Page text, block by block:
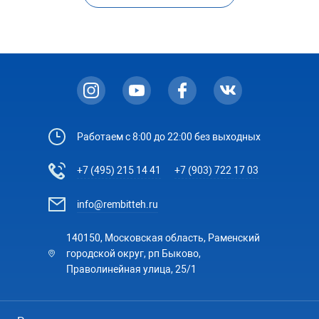
Работаем с 8:00 до 22:00 без выходных
+7 (495) 215 14 41 +7 (903) 722 17 03
info@rembitteh.ru
140150, Московская область, Раменский
городской округ, рп Быково,
Праволинейная улица, 25/1